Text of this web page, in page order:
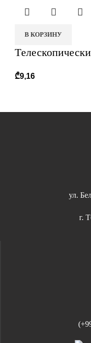
В КОРЗИНУ
₾9,16
ул.
г.